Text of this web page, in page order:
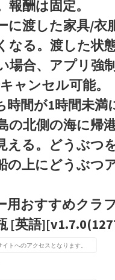
報酬は固定。
に渡した家具/衣
なる。渡した状
場合、アプリ強
ャンセル可能。
時間が1時間未満
の北側の海に帰
える。どうぶつ
の上にどうぶつ
おすすめクラ
[英語
イトへのアクセスとなります。